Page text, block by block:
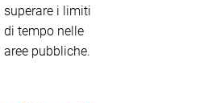
superare i limiti
di tempo nelle
aree pubbliche.